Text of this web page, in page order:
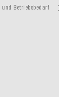
und Betriebsbedarf